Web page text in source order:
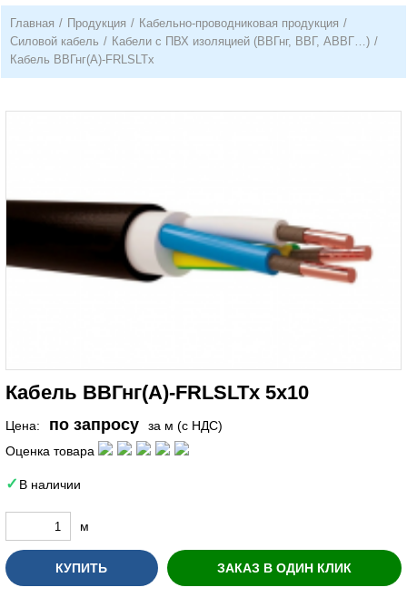
Главная / Продукция / Кабельно-проводниковая продукция /
Силовой кабель / Кабели с ПВХ изоляцией (ВВГнг, ВВГ, АВВГ…) /
Кабель ВВГнг(А)-FRLSLTx
Кабель ВВГнг(A)-FRLSLTx 5х10
Цена: по запросу
за м (с НДС)
Оценка товара
В наличии
м
КУПИТЬ ЗАКАЗ В ОДИН КЛИК